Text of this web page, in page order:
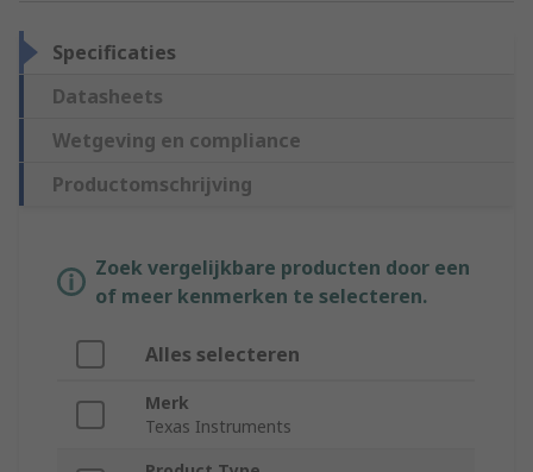
Specificaties
Datasheets
Wetgeving en compliance
Productomschrijving
Zoek vergelijkbare producten door een
of meer kenmerken te selecteren.
Alles selecteren
Merk
Texas Instruments